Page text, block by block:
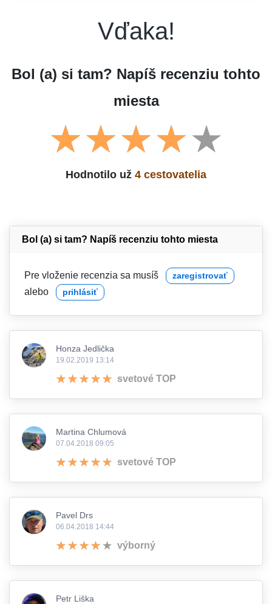
Vďaka!
Bol (a) si tam? Napíš recenziu tohto
miesta
Hodnotilo už 4 cestovatelia
Bol (a) si tam? Napíš recenziu tohto miesta
Pre vloženie recenzia sa musíš zaregistrovať
alebo prihlásiť
Honza Jedlička
19.02.2019 13:14
svetové TOP
Martina Chlumová
07.04.2018 09:05
svetové TOP
Pavel Drs
06.04.2018 14:44
výborný
Petr Liška